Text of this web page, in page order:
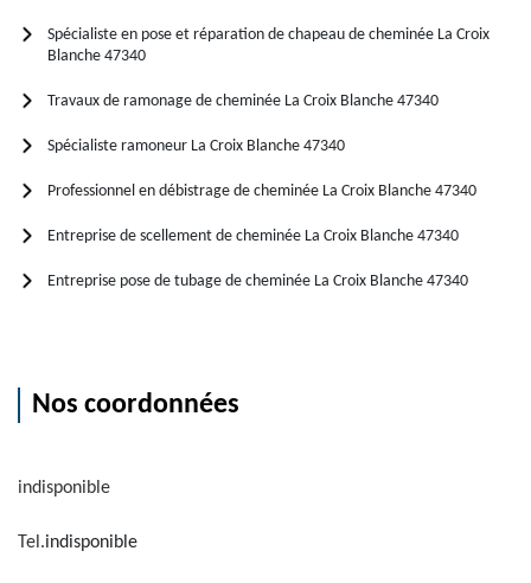
Spécialiste en pose et réparation de chapeau de cheminée La Croix
Blanche 47340
Travaux de ramonage de cheminée La Croix Blanche 47340
Spécialiste ramoneur La Croix Blanche 47340
Professionnel en débistrage de cheminée La Croix Blanche 47340
Entreprise de scellement de cheminée La Croix Blanche 47340
Entreprise pose de tubage de cheminée La Croix Blanche 47340
Nos coordonnées
indisponible
Tel.indisponible